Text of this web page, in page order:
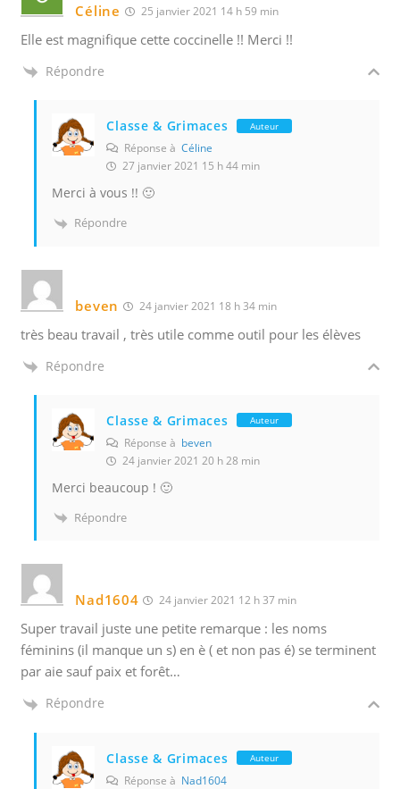
Céline 25 janvier 2021 14 h 59 min
Elle est magnifique cette coccinelle !! Merci !!
Répondre
Classe & Grimaces Auteur
Réponse àCéline
27 janvier 2021 15 h 44 min
Merci à vous !! 🙂
Répondre
beven 24 janvier 2021 18 h 34 min
très beau travail , très utile comme outil pour les élèves
Répondre
Classe & Grimaces Auteur
Réponse à beven
24 janvier 2021 20 h 28 min
Merci beaucoup ! 🙂
Répondre
Nad1604 24 janvier 2021 12 h 37 min
Super travail juste une petite remarque : les noms
féminins (il manque un s) en è ( et non pas é) se terminent
par aie sauf paix et forêt…
Répondre
Classe & Grimaces Auteur
Réponse à Nad1604